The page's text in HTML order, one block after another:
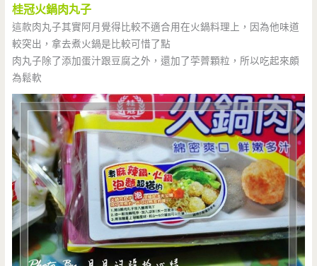
桂冠火鍋肉丸子
這款肉丸子其實阿月覺得比較不適合用在火鍋料理上，因為他味道
較突出，拿去煮火鍋是比較可惜了點
肉丸子除了添加蛋汁跟豆腐之外，還加了茡薺顆粒，所以吃起來頗
為鬆軟